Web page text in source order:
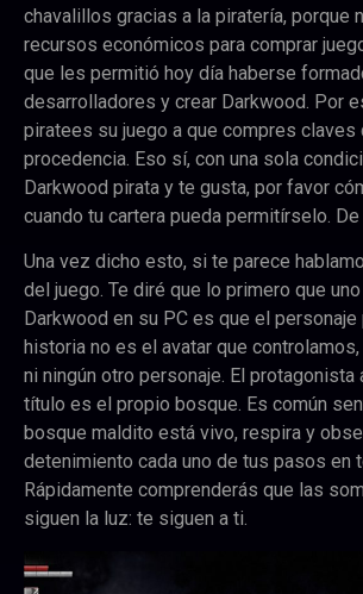
chavalillos gracias a la piratería, porque
recursos económicos para comprar
que les permitió hoy día haberse
desarrolladores y crear Darkwood. Por
piratees su juego a que compres claves
procedencia. Eso sí, con una sola
Darkwood pirata y te gusta, por favor
cuando tu cartera pueda permitírselo. De
Una vez dicho esto, si te parece
del juego. Te diré que lo primero que
Darkwood en su PC es que el
historia no es el avatar que
ni ningún otro personaje. El
título es el propio bosque. Es común
bosque maldito está vivo, respira y
detenimiento cada uno de tus pasos en
Rápidamente comprenderás que las
siguen la luz: te siguen a ti.